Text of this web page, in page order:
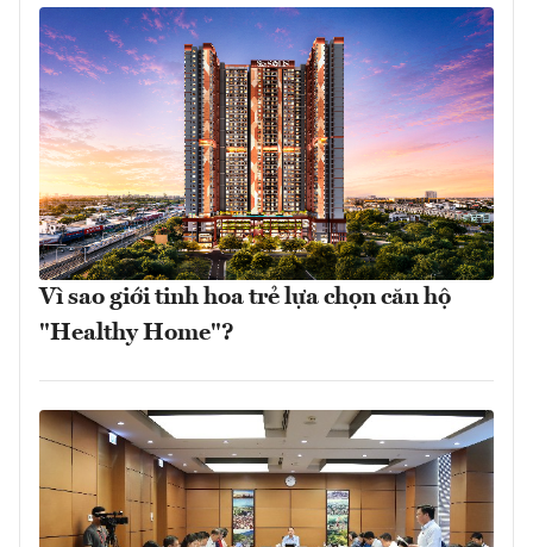
Vì sao giới tinh hoa trẻ lựa chọn căn hộ
"Healthy Home"?